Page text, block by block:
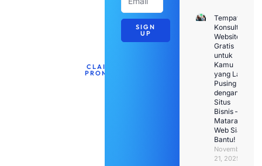
CLAIM
PROMO
Tempat
Konsultasi
Website
Gratis
untuk
Kamu
yang Lagi
Pusing
dengan
Situs
Bisnis –
Mataram
Web Siap
Bantu!
November
21, 2025
SIGN
UP